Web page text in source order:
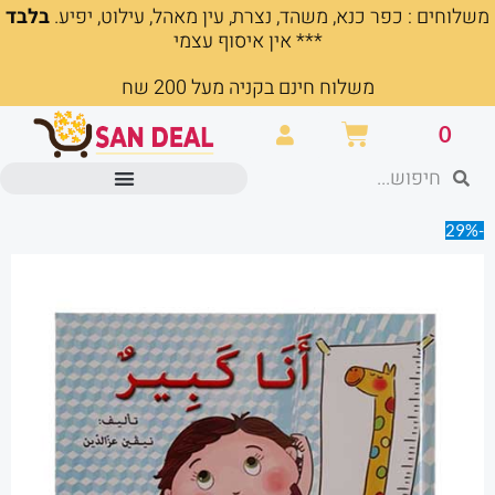
דילוג
משלוחים : כפר כנא, משהד, נצרת, עין מאהל, עילוט, יפיע.בלבד
*** אין איסוף עצמי
משלוח חינם בקניה מעל 200 שח
0 עגלת
קניות חיפושחיפוש
-29%